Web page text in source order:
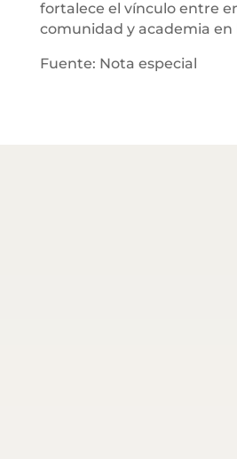
fortalece el vínculo entre
comunidad y academia en
Fuente: Nota especial